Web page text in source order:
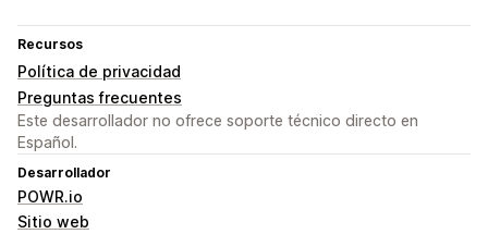
Recursos
Política de privacidad
Preguntas frecuentes
Este desarrollador no ofrece soporte técnico directo en
Español.
Desarrollador
POWR.io
Sitio web